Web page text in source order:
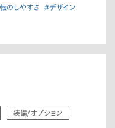
のしやすさ #デザイン
装備/オプション